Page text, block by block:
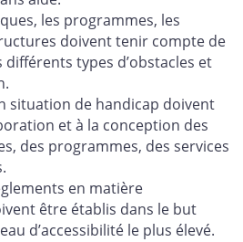
les programmes, les
doivent tenir compte de
différents types d’obstacles et
situation de handicap doivent
et à la conception des
des programmes, des services
en matière
être établis dans le but
d’accessibilité le plus élevé.